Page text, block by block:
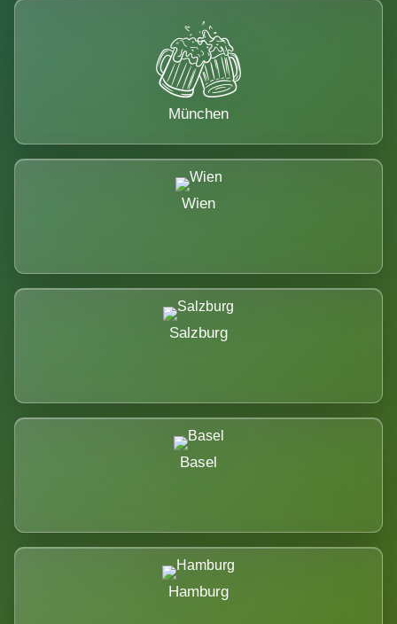
München
Wien
Salzburg
Basel
Hamburg